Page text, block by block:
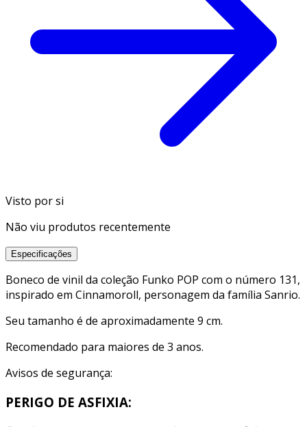
Visto por si
Não viu produtos recentemente
Especificações
Boneco de vinil da coleção Funko POP com o número 131,
inspirado em Cinnamoroll, personagem da família Sanrio.
Seu tamanho é de aproximadamente 9 cm.
Recomendado para maiores de 3 anos.
Avisos de segurança:
PERIGO DE ASFIXIA: